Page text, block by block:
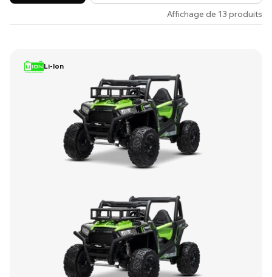
Affichage de 13 produits
Li-Ion